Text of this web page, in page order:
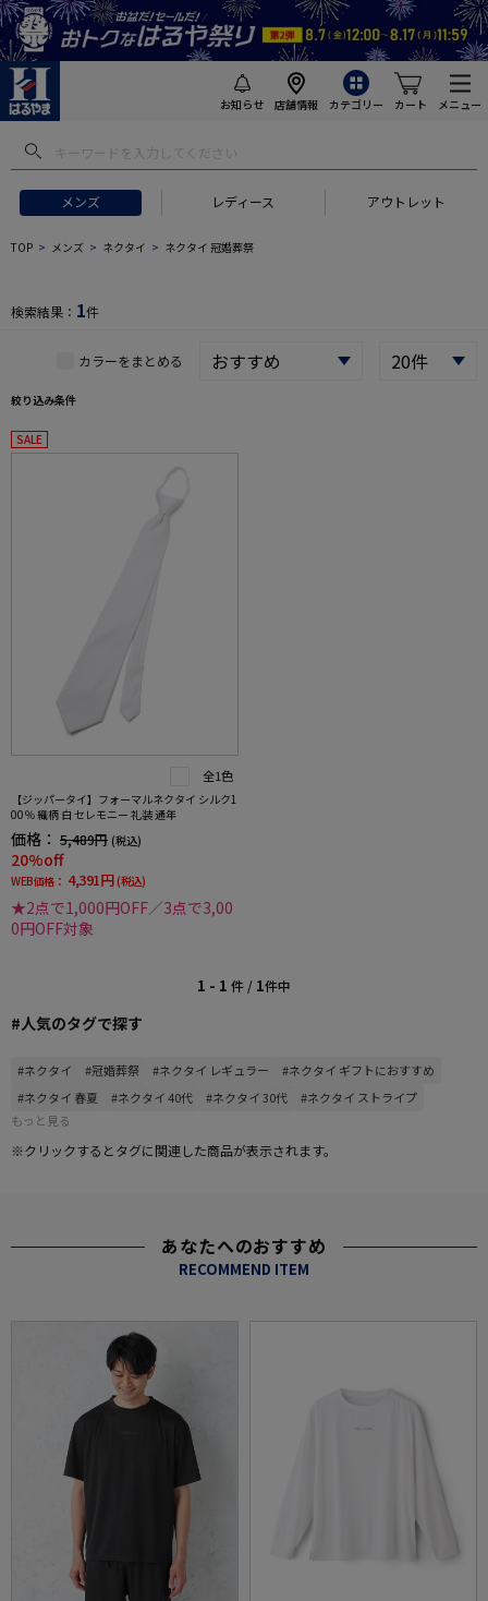
お知らせ 店舗情報 カテゴリー カート メニュー
メンズ レディース アウトレット
フトにおすすめ #セットアップ スーツ
TOP メンズ ネクタイ ネクタイ 冠婚葬祭
検索結果： 1件
カラーをまとめる
絞り込み条件
SALE
全1色
【ジッパータイ】フォーマルネクタイ シルク1
00％ 織柄 白 セレモニー 礼装 通年
価格： 5,489円 (税込)
20%off
WEB価格： 4,391円 (税込)
★2点で1,000円OFF／3点で3,00
0円OFF対象
1 - 1 件 / 1件中
#人気のタグで探す
#ネクタイ #冠婚葬祭 #ネクタイ レギュラー
#ネクタイ ギフトにおすすめ
#ネクタイ 春夏
#ネクタイ 40代 #ネクタイ 30代
#ネクタイ ストライプ
もっと見る
※クリックするとタグに関連した商品が表示されます。
あなたへのおすすめ
RECOMMEND ITEM